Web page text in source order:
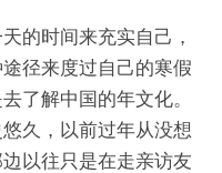
的时间来充实自己，
径来度过自己的寒假
了解中国的年文化。
久，以前过年从没想
以往只是在走亲访友